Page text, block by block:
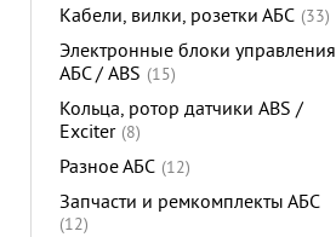
Кабели, вилки, розетки АБС (33)
Электронные блоки управления
АБС / ABS (15)
Кольца, ротор датчики ABS /
Exciter (8)
Разное АБС (12)
Запчасти и ремкомплекты АБС
(12)